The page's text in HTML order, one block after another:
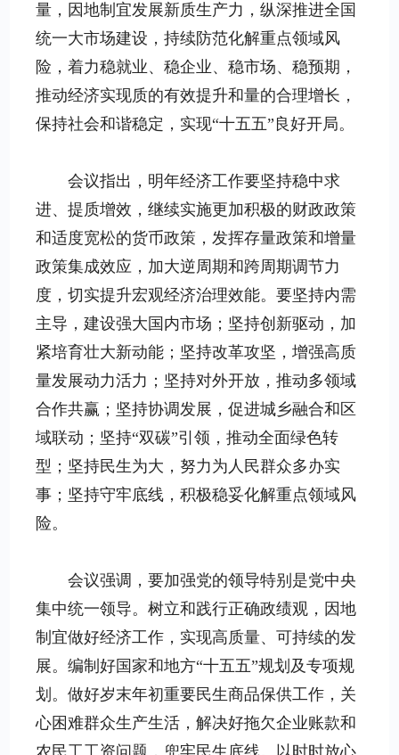
量，因地制宜发展新质生产力，纵深推进全国
统一大市场建设，持续防范化解重点领域风
险，着力稳就业、稳企业、稳市场、稳预期，
推动经济实现质的有效提升和量的合理增长，
保持社会和谐稳定，实现“十五五”良好开局。
会议指出，明年经济工作要坚持稳中求
进、提质增效，继续实施更加积极的财政政策
和适度宽松的货币政策，发挥存量政策和增量
政策集成效应，加大逆周期和跨周期调节力
度，切实提升宏观经济治理效能。要坚持内需
主导，建设强大国内市场；坚持创新驱动，加
紧培育壮大新动能；坚持改革攻坚，增强高质
量发展动力活力；坚持对外开放，推动多领域
合作共赢；坚持协调发展，促进城乡融合和区
域联动；坚持“双碳”引领，推动全面绿色转
型；坚持民生为大，努力为人民群众多办实
事；坚持守牢底线，积极稳妥化解重点领域风
险。
会议强调，要加强党的领导特别是党中央
集中统一领导。树立和践行正确政绩观，因地
制宜做好经济工作，实现高质量、可持续的发
展。编制好国家和地方“十五五”规划及专项规
划。做好岁末年初重要民生商品保供工作，关
心困难群众生产生活，解决好拖欠企业账款和